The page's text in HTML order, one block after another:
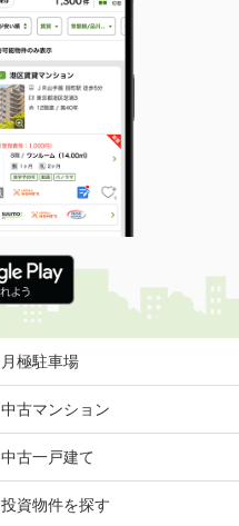
月極駐車場
中古マンション
中古一戸建て
投資物件を探す